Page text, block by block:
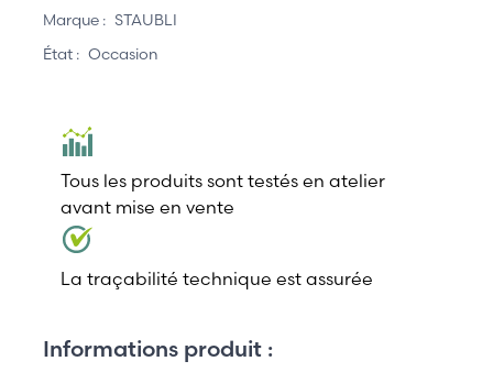
Marque : STAUBLI
État : Occasion
Tous les produits sont testés en atelier
avant mise en vente
La traçabilité technique est assurée
Informations produit :